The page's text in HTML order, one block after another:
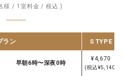
様 / 1室料金 / 税込 )
ラン S TYPE
早朝6時〜深夜0時
¥4,670
(税込¥5,140)